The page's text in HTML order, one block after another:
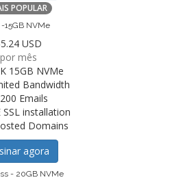
POPULAR
-15GB NVMe
USD
por mês
15GB NVMe
Bandwidth
Emails
SSL installation
Domains
agora
- 20GB NVMe